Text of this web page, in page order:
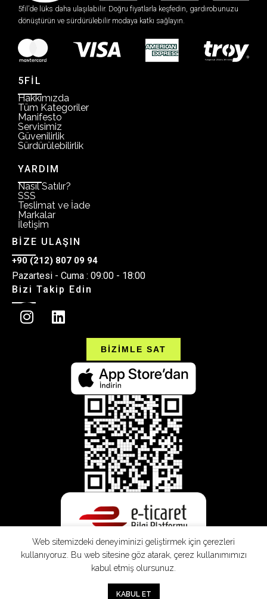
5fil’de lüks daha ulaşılabilir. Doğru fiyatlarla keşfedin, gardırobunuzu
dönüştürün ve sürdürülebilir modaya katkı sağlayın.
5FİL
Hakkımızda
Tüm Kategoriler
Manifesto
Servisimiz
Güvenilirlik
Sürdürülebilirlik
YARDIM
Nasıl Satılır?
SSS
Teslimat ve İade
Markalar
İletişim
BİZE ULAŞIN
+90 (212) 807 09 94
Pazartesi - Cuma : 09:00 - 18:00
Bizi Takip Edin
BİZİMLE SAT
Web sitemizdeki deneyiminizi geliştirmek için çerezleri
kullanıyoruz. Bu web sitesine göz atarak, çerez kullanımımızı
kabul etmiş olursunuz.
KABUL ET